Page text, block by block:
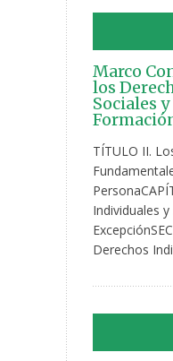
Marco
los
Sociales
TÍTULO II.
Individuales
Derechos